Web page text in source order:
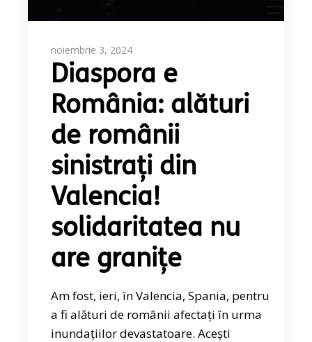
noiembrie 3, 2024
Diaspora e
România: alături
de românii
sinistrați din
Valencia!
solidaritatea nu
are granițe
Am fost, ieri, în Valencia, Spania, pentru
a fi alături de românii afectați în urma
inundațiilor devastatoare. Acești